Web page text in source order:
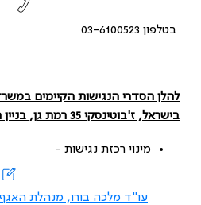
בטלפון 03-6100523
להלן הסדרי הנגישות הקיימים
בישראל, ז'בוטינסקי 35 רמת גן, בניין התאומים 2:
מינוי רכזת נגישות -
עו"ד מלכה בורו, מנהלת האגף